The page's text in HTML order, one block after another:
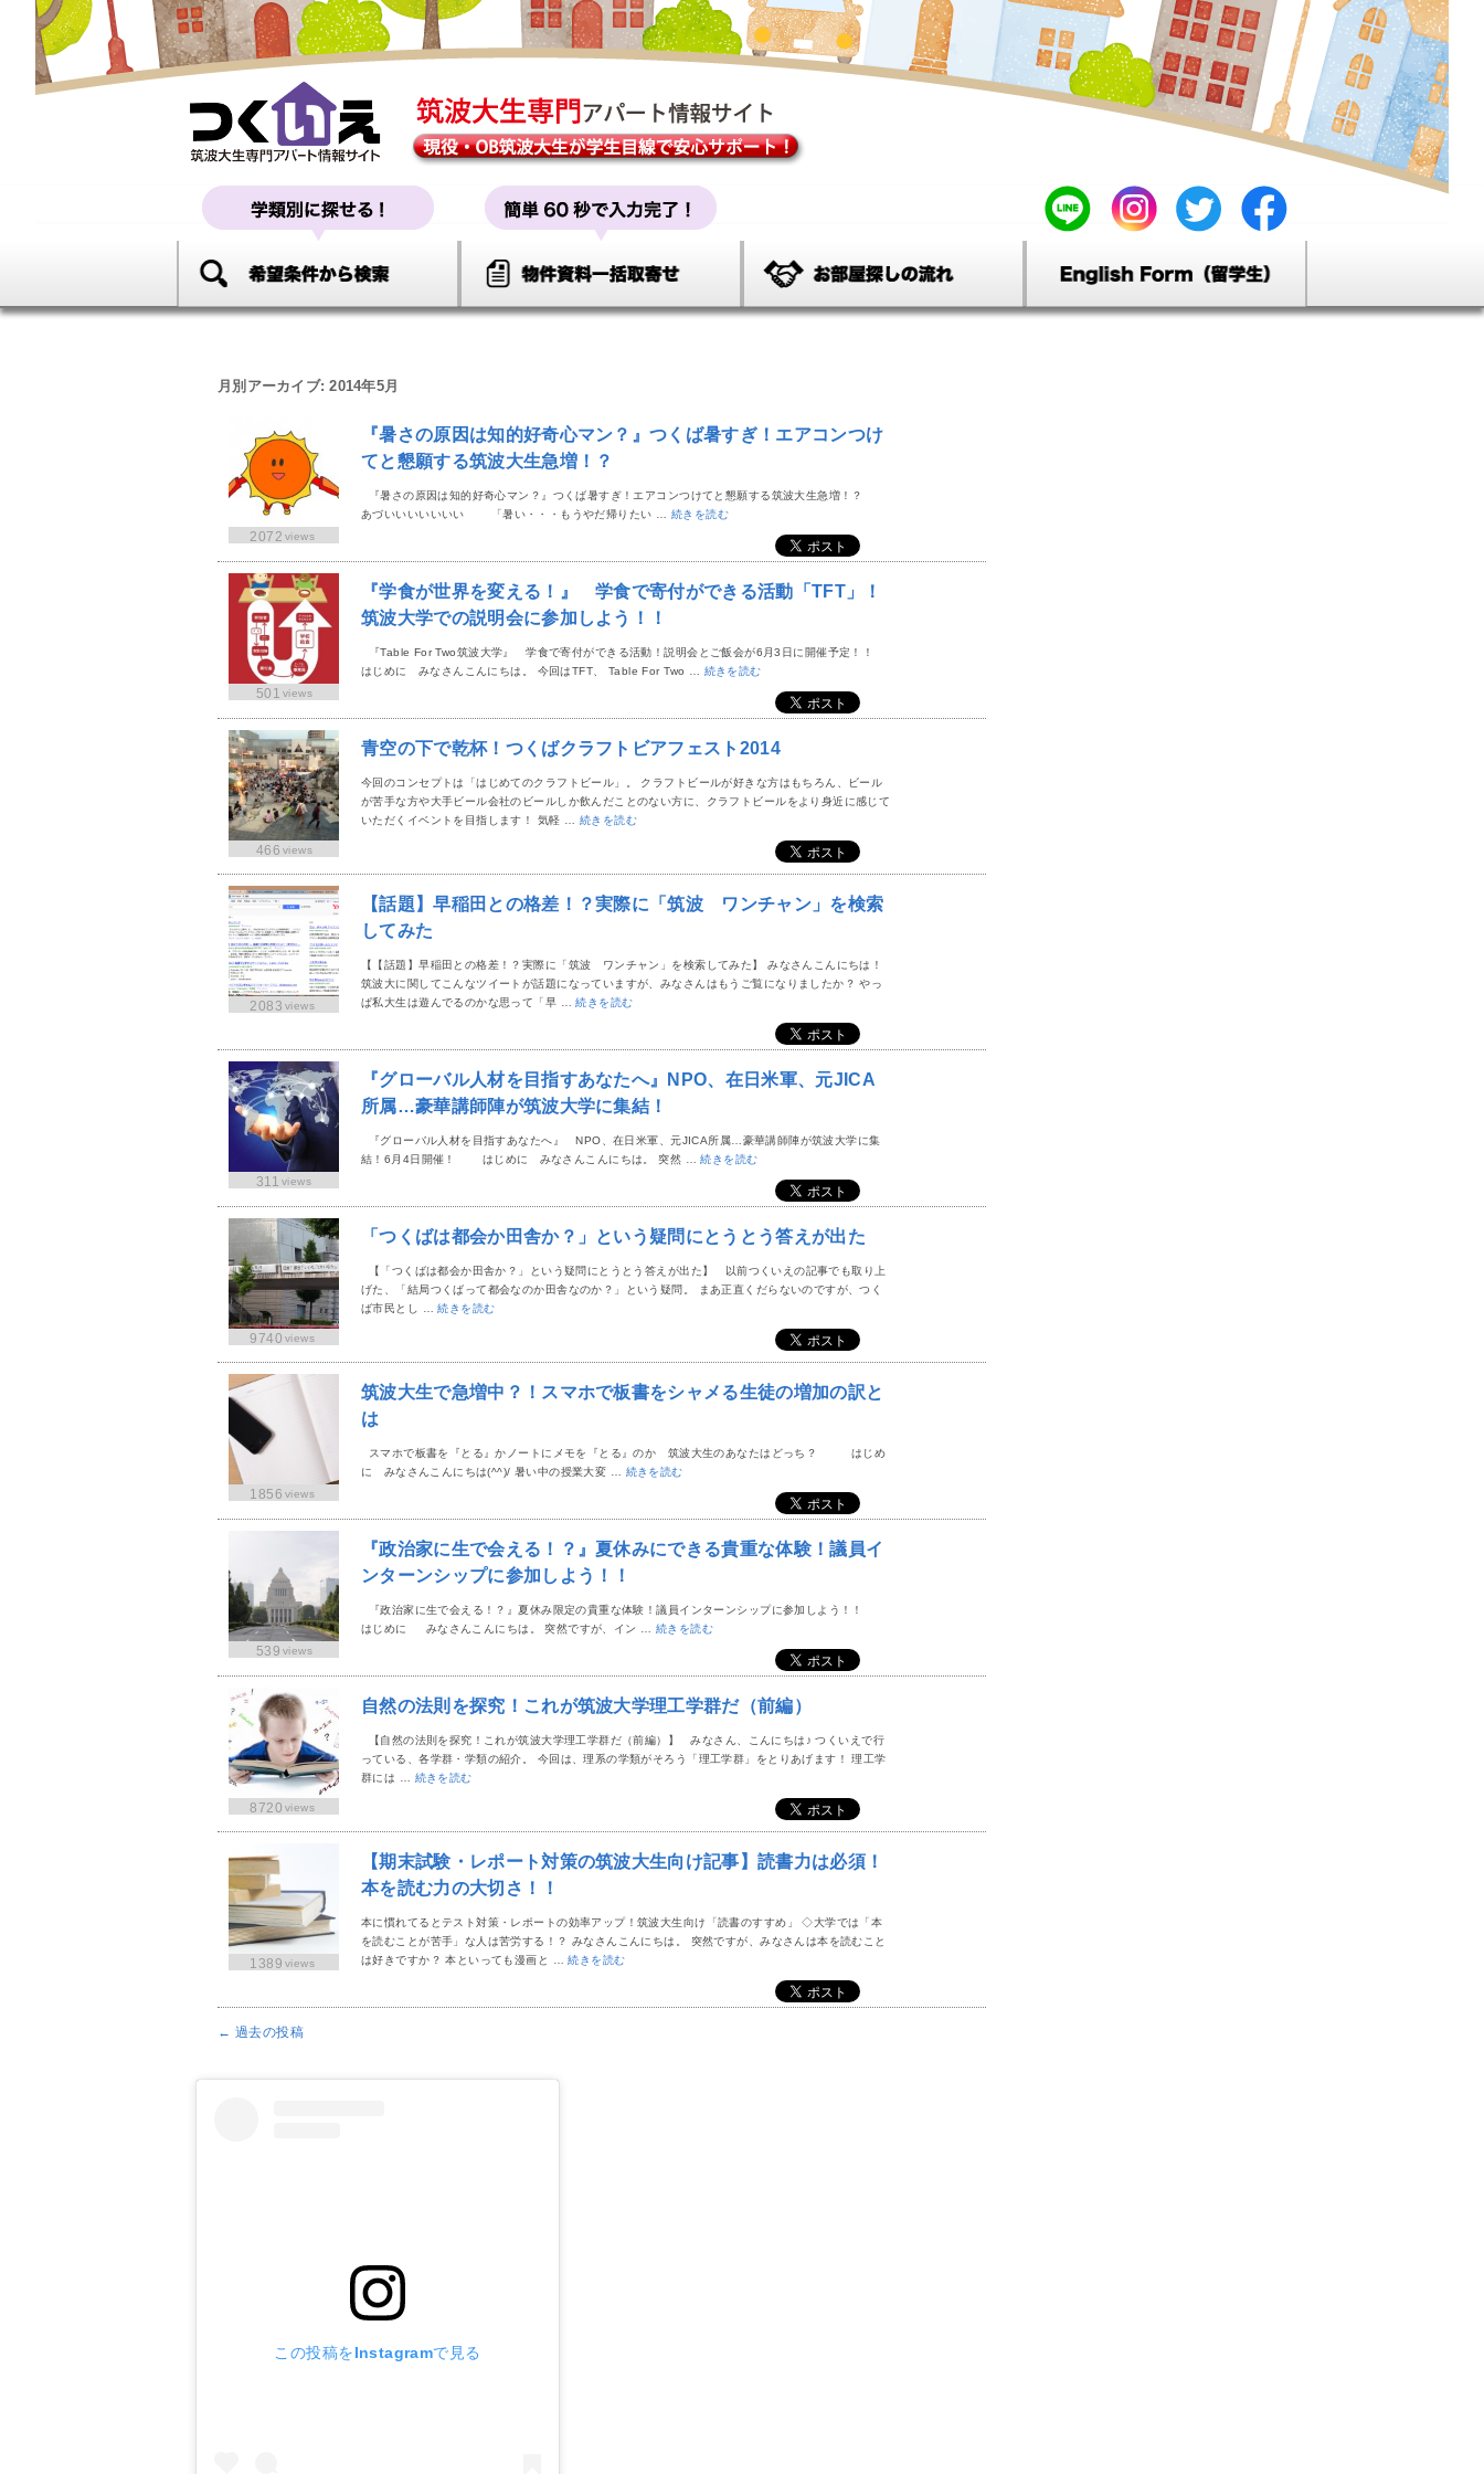
月別アーカイブ:2014年5月
2072 views
『暑さの原因は知的好奇心マン？』つくば暑すぎ！エアコンつけ
てと懇願する筑波大生急増！？
『暑さの原因は知的好奇心マン？』つくば暑すぎ！エアコンつけてと懇願する筑波大生急増！？
あづいいいいいいい 「暑い・・・もうやだ帰りたい … 続きを読む
501 views
『学食が世界を変える！』 学食で寄付ができる活動「TFT」！
筑波大学での説明会に参加しよう！！
『Table For Two筑波大学』 学食で寄付ができる活動！説明会とご飯会が6月3日に開催予定！！
はじめに みなさんこんにちは。 今回はTFT、 Table For Two … 続きを読む
466 views
青空の下で乾杯！つくばクラフトビアフェスト2014
今回のコンセプトは「はじめてのクラフトビール」。 クラフトビールが好きな方はもちろん、ビール
が苦手な方や大手ビール会社のビールしか飲んだことのない方に、クラフトビールをより身近に感じて
いただくイベントを目指します！ 気軽 … 続きを読む
2083 views
【話題】早稲田との格差！？実際に「筑波 ワンチャン」を検索
してみた
【【話題】早稲田との格差！？実際に「筑波 ワンチャン」を検索してみた】 みなさんこんにちは！
筑波大に関してこんなツイートが話題になっていますが、みなさんはもうご覧になりましたか？ やっ
ぱ私大生は遊んでるのかな思って「早 …続きを読む
311 views
『グローバル人材を目指すあなたへ』NPO、在日米軍、元JICA
所属…豪華講師陣が筑波大学に集結！
『グローバル人材を目指すあなたへ』 NPO、在日米軍、元JICA所属…豪華講師陣が筑波大学に集
結！6月4日開催！ はじめに みなさんこんにちは。 突然 …続きを読む
9740 views
「つくばは都会か田舎か？」という疑問にとうとう答えが出た
【「つくばは都会か田舎か？」という疑問にとうとう答えが出た】 以前つくいえの記事でも取り上
げた、「結局つくばって都会なのか田舎なのか？」という疑問。 まあ正直くだらないのですが、つく
ば市民とし …続きを読む
1856 views
筑波大生で急増中？！スマホで板書をシャメる生徒の増加の訳と
は
スマホで板書を『とる』かノートにメモを『とる』のか 筑波大生のあなたはどっち？ はじめ
に みなさんこんにちは(^^)/ 暑い中の授業大変 … 続きを読む
539 views
『政治家に生で会える！？』夏休みにできる貴重な体験！議員イ
ンターンシップに参加しよう！！
『政治家に生で会える！？』夏休み限定の貴重な体験！議員インターンシップに参加しよう！！
はじめに みなさんこんにちは。 突然ですが、イン …続きを読む
8720 views
自然の法則を探究！これが筑波大学理工学群だ（前編）
【自然の法則を探究！これが筑波大学理工学群だ（前編）】 みなさん、こんにちは♪ つくいえで行
っている、各学群・学類の紹介。 今回は、理系の学類がそろう「理工学群」をとりあげます！ 理工学
群には … 続きを読む
1389 views
【期末試験・レポート対策の筑波大生向け記事】読書力は必須！
本を読む力の大切さ！！
本に慣れてるとテスト対策・レポートの効率アップ！筑波大生向け「読書のすすめ」 ◇大学では「本
を読むことが苦手」な人は苦労する！？ みなさんこんにちは。 突然ですが、みなさんは本を読むこと
は好きですか？ 本といっても漫画と …続きを読む
投稿ナビゲーション
← 過去の投稿
この投稿をInstagramで見る